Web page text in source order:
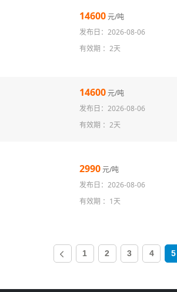
14600元/吨
发布日：2026-08-06
有效期 ： 2天
14600元/吨
发布日：2026-08-06
有效期 ： 2天
2990元/吨
发布日：2026-08-06
有效期 ： 1天
1 2 3 4 5